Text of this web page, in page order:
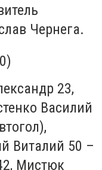
Чернега.
23,
Василий
Виталий 50 –
Мистюк